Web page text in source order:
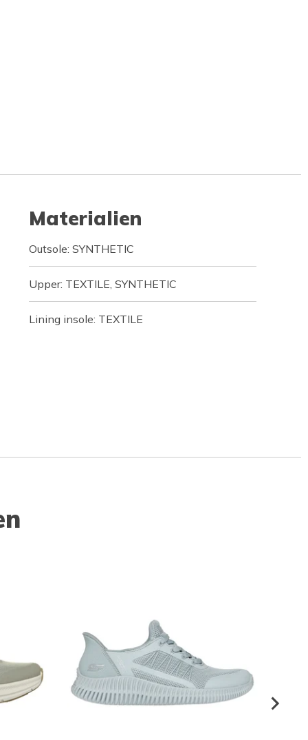
Materialien
Outsole: SYNTHETIC
Upper: TEXTILE, SYNTHETIC
Lining insole: TEXTILE